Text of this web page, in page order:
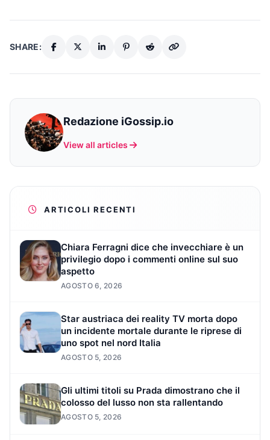
SHARE:
Redazione iGossip.io
View all articles
ARTICOLI RECENTI
Chiara Ferragni dice che invecchiare è un
privilegio dopo i commenti online sul suo
aspetto
AGOSTO 6, 2026
Star austriaca dei reality TV morta dopo
un incidente mortale durante le riprese di
uno spot nel nord Italia
AGOSTO 5, 2026
Gli ultimi titoli su Prada dimostrano che il
colosso del lusso non sta rallentando
AGOSTO 5, 2026